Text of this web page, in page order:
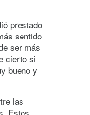
prestado
sentido
ser más
cierto si
bueno y
las
Estos